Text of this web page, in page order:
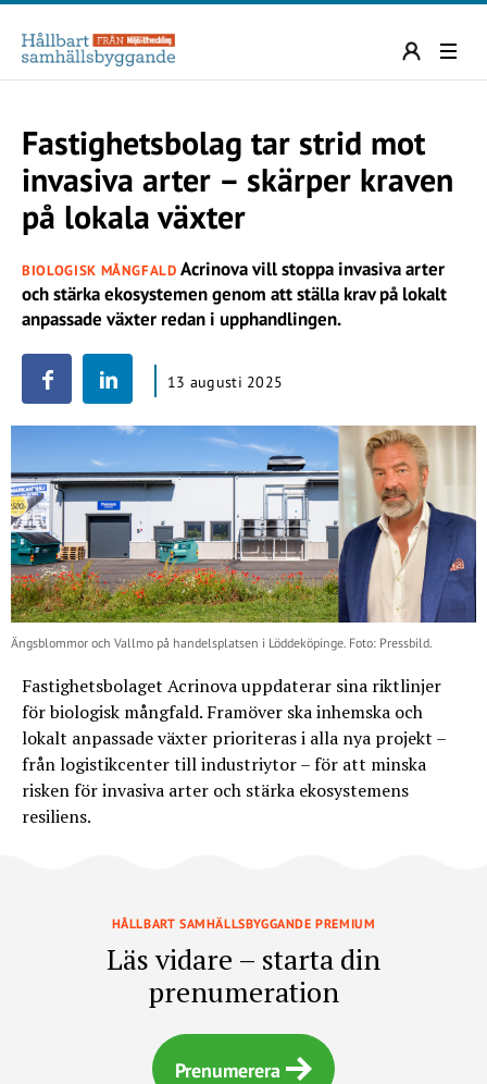
Fastighetsbolag tar strid mot
invasiva arter – skärper kraven
på lokala växter
BIOLOGISK MÅNGFALD Acrinova vill stoppa invasiva arter
och stärka ekosystemen genom att ställa krav på lokalt
anpassade växter redan i upphandlingen.
13 augusti 2025
Ängsblommor och Vallmo på handelsplatsen i Löddeköpinge. Foto: Pressbild.
Fastighetsbolaget Acrinova uppdaterar sina riktlinjer
för biologisk mångfald. Framöver ska inhemska och
lokalt anpassade växter prioriteras i alla nya projekt –
från logistikcenter till industriytor – för att minska
risken för invasiva arter och stärka ekosystemens
resiliens.
HÅLLBART SAMHÄLLSBYGGANDE PREMIUM
Läs vidare – starta din
prenumeration
Prenumerera